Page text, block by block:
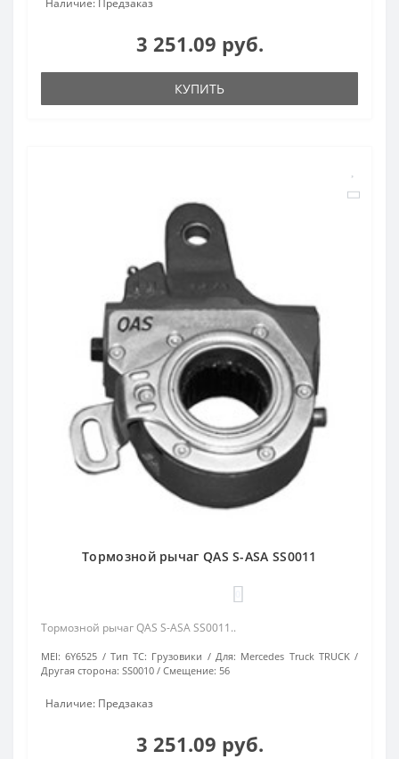
Наличие: Предзаказ
3 251.09 руб.
КУПИТЬ
Тормозной рычаг QAS S-ASA SS0011
Тормозной рычаг QAS S-ASA SS0011..
MEI: 6Y6525 Тип ТС: Грузовики Для: Mercedes Truck TRUCK
Другая сторона: SS0010 Смещение: 56
Наличие: Предзаказ
3 251.09 руб.